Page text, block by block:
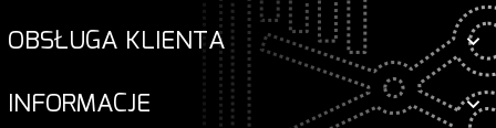
OBSŁUGA KLIENTA
INFORMACJE